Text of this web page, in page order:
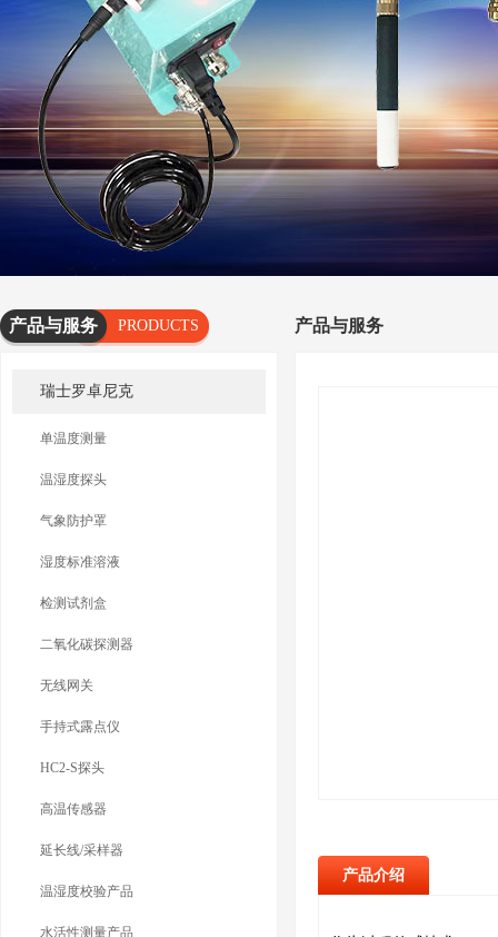
产品与服务
PRODUCTS
SERVICES
瑞士罗卓尼克
单温度测量
温湿度探头
气象防护罩
湿度标准溶液
检测试剂盒
二氧化碳探测器
无线网关
手持式露点仪
HC2-S探头
高温传感器
延长线/采样器
温湿度校验产品
水活性测量产品
产品与服务
产品介绍